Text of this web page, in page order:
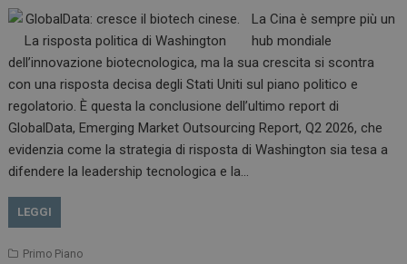
La Cina è sempre più un
hub mondiale
dell’innovazione biotecnologica, ma la sua crescita si scontra
con una risposta decisa degli Stati Uniti sul piano politico e
regolatorio. È questa la conclusione dell’ultimo report di
GlobalData, Emerging Market Outsourcing Report, Q2 2026, che
evidenzia come la strategia di risposta di Washington sia tesa a
difendere la leadership tecnologica e la…
LEGGI
Primo Piano